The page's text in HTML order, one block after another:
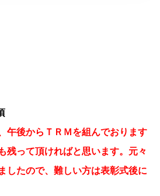
午後からＴＲＭを組んでおります
残って頂ければと思います。元々
したので、難しい方は表彰式後に